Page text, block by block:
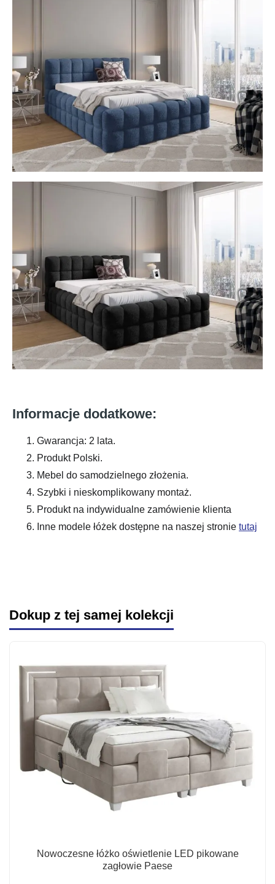
Informacje dodatkowe:
Gwarancja: 2 lata.
Produkt Polski.
Mebel do samodzielnego złożenia.
Szybki i nieskomplikowany montaż.
Produkt na indywidualne zamówienie klienta
Inne modele łóżek dostępne na naszej stronie tutaj
Dokup z tej samej kolekcji
Nowoczesne łóżko oświetlenie LED pikowane
zagłowie Paese